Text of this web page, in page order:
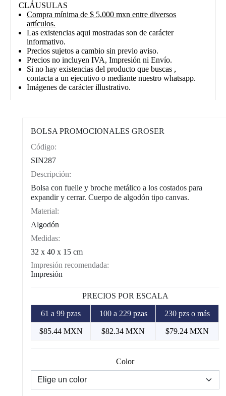
CLÁUSULAS
Compra mínima de $ 5,000 mxn entre diversos
artículos.
Las existencias aqui mostradas son de carácter
informativo.
Precios sujetos a cambio sin previo aviso.
Precios no incluyen IVA, Impresión ni Envío.
Si no hay existencias del producto que buscas ,
contacta a un ejecutivo o mediante nuestro whatsapp.
Imágenes de carácter illustrativo.
BOLSA PROMOCIONALES GROSER
Código:
SIN287
Descripción:
Bolsa con fuelle y broche metálico a los costados para
expandir y cerrar. Cuerpo de algodón tipo canvas.
Material:
Algodón
Medidas:
32 x 40 x 15 cm
Impresión recomendada:
Impresión
PRECIOS POR ESCALA
61 a 99 pzas 100 a 229 pzas 230 pzs o más
$85.44 MXN $82.34 MXN $79.24 MXN
Color